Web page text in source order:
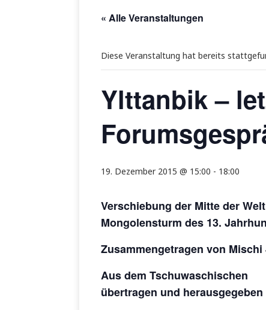
« Alle Veranstaltungen
Diese Veranstaltung hat bereits
Ylttanbik –
19. Dezember 2015 @ 15:00 - 18:00
Verschiebung der Mitte der
Mongolensturm des 13.
Zusammengetragen von
Aus dem Tschuwaschischen
übertragen und